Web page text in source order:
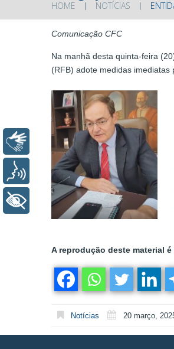
HOME NOTÍCIAS
Comunicação CFC
Na manhã desta quinta-feira
(RFB) adote medidas
A reprodução deste material
Notícias 20 março,
Libras
Voz
+ Acessibilidade